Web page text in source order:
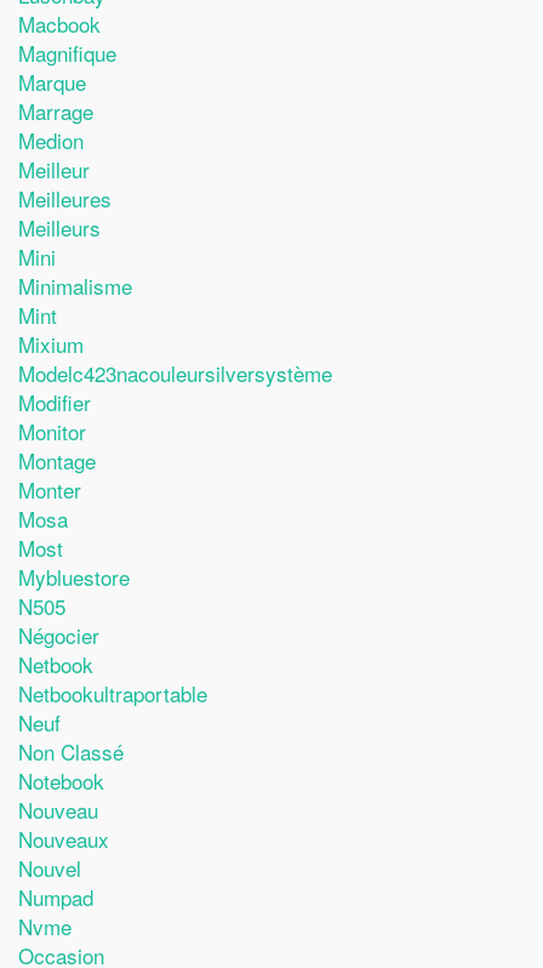
Macbook
Magnifique
Marque
Marrage
Medion
Meilleur
Meilleures
Meilleurs
Mini
Minimalisme
Mint
Mixium
Modelc423nacouleursilversystème
Modifier
Monitor
Montage
Monter
Mosa
Most
Mybluestore
N505
Négocier
Netbook
Netbookultraportable
Neuf
Non Classé
Notebook
Nouveau
Nouveaux
Nouvel
Numpad
Nvme
Occasion